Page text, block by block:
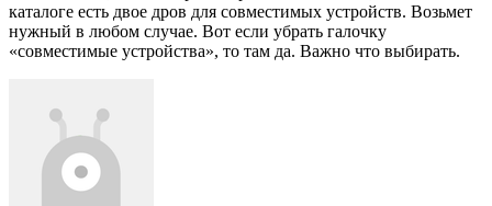
каталоге есть двое дров для совместимых устройств. Возьмет
нужный в любом случае. Вот если убрать галочку
«совместимые устройства», то там да. Важно что выбирать.